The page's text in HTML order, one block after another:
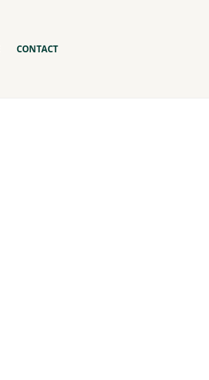
CONTACT